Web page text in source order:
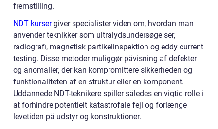
fremstilling.
NDT kursergiver specialister viden om, hvordan man
anvender teknikker som ultralydsundersøgelser,
radiografi, magnetisk partikelinspektion og eddy current
testing. Disse metoder muliggør påvisning af defekter
og anomalier, der kan kompromittere sikkerheden og
funktionaliteten af en struktur eller en komponent.
Uddannede NDT-teknikere spiller således en vigtig rolle i
at forhindre potentielt katastrofale fejl og forlænge
levetiden på udstyr og konstruktioner.